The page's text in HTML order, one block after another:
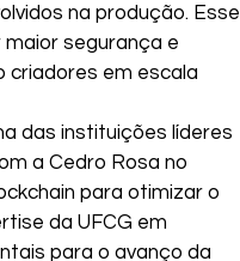
na produção. Esse
segurança e
criadores em escala
das instituições líderes
a Cedro Rosa no
para otimizar o
da UFCG em
para o avanço da